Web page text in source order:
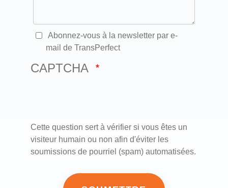
Abonnez-vous à la newsletter par e-
mail de TransPerfect
CAPTCHA
Cette question sert à vérifier si vous êtes un
visiteur humain ou non afin d'éviter les
soumissions de pourriel (spam) automatisées.